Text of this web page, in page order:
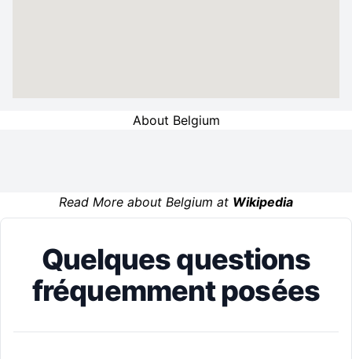
About Belgium
Read More about Belgium at Wikipedia
Quelques questions
fréquemment posées